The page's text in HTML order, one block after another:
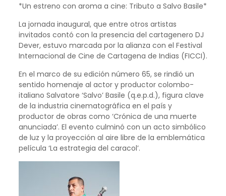
*Un estreno con aroma a cine: Tributo a Salvo Basile*
La jornada inaugural, que entre otros artistas
invitados contó con la presencia del cartagenero DJ
Dever, estuvo marcada por la alianza con el Festival
Internacional de Cine de Cartagena de Indias (FICCI).
En el marco de su edición número 65, se rindió un
sentido homenaje al actor y productor colombo-
italiano Salvatore ‘Salvo’ Basile (q.e.p.d.), figura clave
de la industria cinematográfica en el país y
productor de obras como ‘Crónica de una muerte
anunciada’. El evento culminó con un acto simbólico
de luz y la proyección al aire libre de la emblemática
película ‘La estrategia del caracol’.